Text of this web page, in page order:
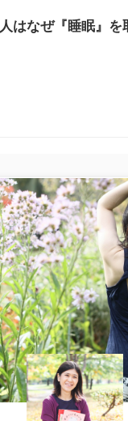
人はなぜ『睡眠』を